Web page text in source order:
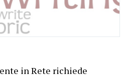
in Rete richiede